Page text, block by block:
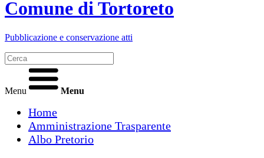
Comune di Tortoreto
Pubblicazione e conservazione atti
Menu Menu
Home
Amministrazione Trasparente
Albo Pretorio